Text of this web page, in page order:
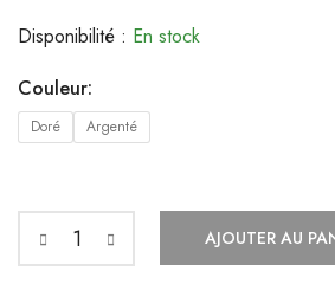
Disponibilité : En stock
Couleur:
Doré Argenté
AJOUTER AU